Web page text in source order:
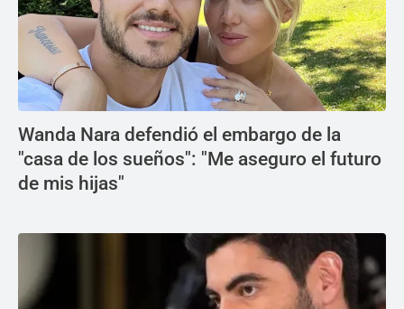
Wanda Nara defendió el embargo de la
"casa de los sueños": "Me aseguro el futuro
de mis hijas"